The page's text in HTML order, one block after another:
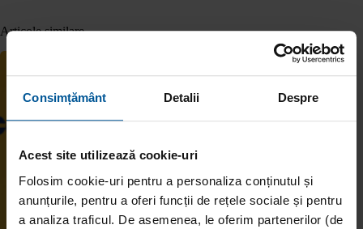
Consimțământ Detalii Despre
Acest site utilizează cookie-uri
Folosim cookie-uri pentru a personaliza conținutul și
anunțurile, pentru a oferi funcții de rețele sociale și pentru
a analiza traficul. De asemenea, le oferim partenerilor (de
Articole similare